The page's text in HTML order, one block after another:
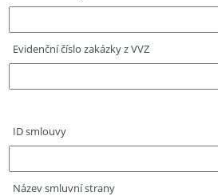
Evidenční číslo zakázky z VVZ
ID smlouvy
Název smluvní strany